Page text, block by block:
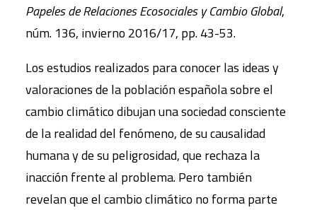
Papeles de Relaciones Ecosociales y Cambio Global,
núm. 136, invierno 2016/17, pp. 43-53.
Los estudios realizados para conocer las ideas y
valoraciones de la población española sobre el
cambio climático dibujan una sociedad consciente
de la realidad del fenómeno, de su causalidad
humana y de su peligrosidad, que rechaza la
inacción frente al problema. Pero también
revelan que el cambio climático no forma parte